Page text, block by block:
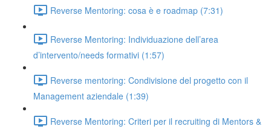
Reverse Mentoring: cosa è e roadmap (7:31)
Reverse Mentoring: Individuazione dell’area
d’intervento/needs formativi (1:57)
Reverse mentoring: Condivisione del progetto con il
Management aziendale (1:39)
Reverse Mentoring: Criteri per il recruiting di Mentors &